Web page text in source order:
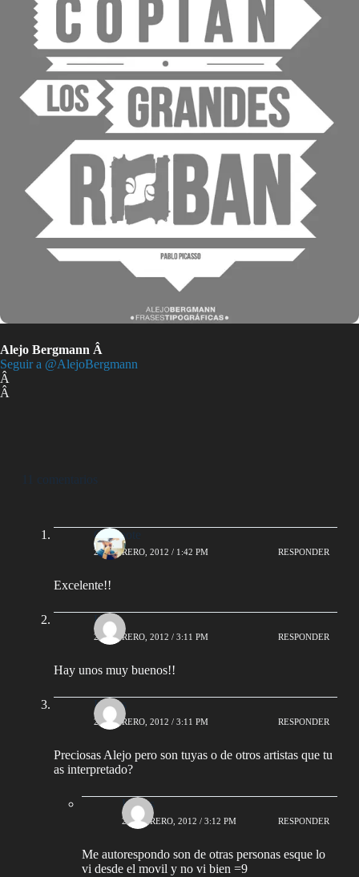
Alejo Bergmann Â
Seguir a @AlejoBergmann
Â
Â
11 comentarios
Guilloote
20 FEBRERO, 2012 / 1:42 PM RESPONDER
Excelente!!
Hoze
20 FEBRERO, 2012 / 3:11 PM RESPONDER
Hay unos muy buenos!!
Kekys
20 FEBRERO, 2012 / 3:11 PM RESPONDER
Preciosas Alejo pero son tuyas o de otros artistas que tu
as interpretado?
Kekys
20 FEBRERO, 2012 / 3:12 PM RESPONDER
Me autorespondo son de otras personas esque lo
vi desde el movil y no vi bien =9